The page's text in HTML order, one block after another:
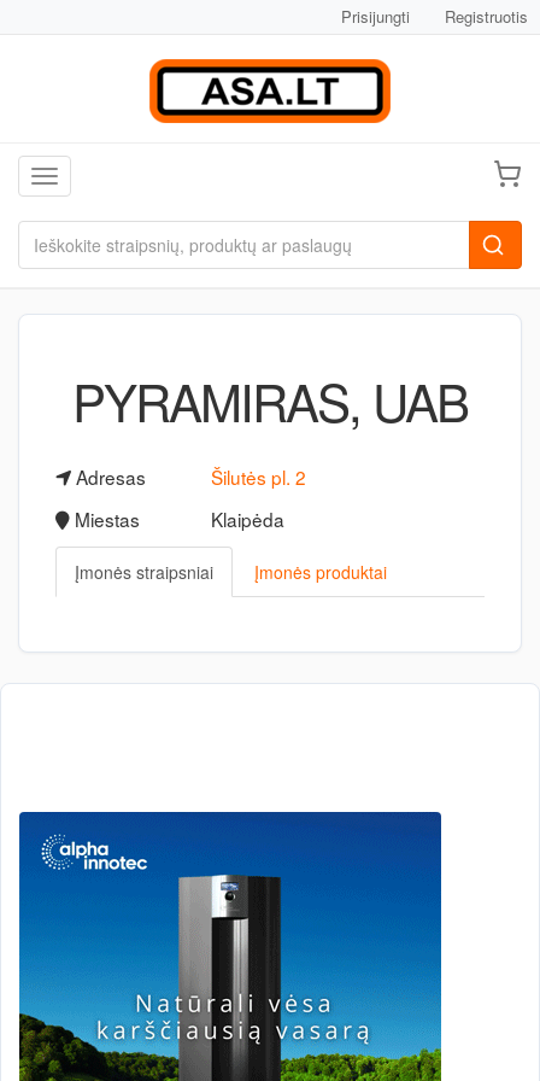
Prisijungti Registruotis
Toggle navigation
PYRAMIRAS, UAB
Adresas
Šilutės pl. 2
Miestas
Klaipėda
Įmonės straipsniai Įmonės produktai